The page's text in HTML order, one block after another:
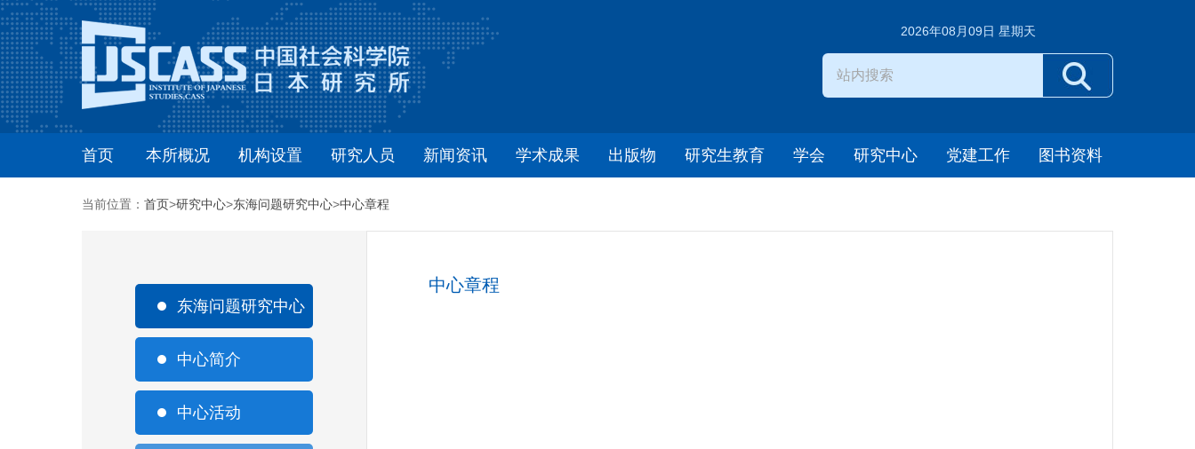
2026年08月09日 星期天
首页 本所概况 机构设置 研究人员 新闻资讯 学术成果 出版物 研究生教育 学会 研究中心 党建工作 图书资料
当前位置： 首页>研究中心>东海问题研究中心>中心章程
东海问题研究中心
中心简介
中心活动
中心章程